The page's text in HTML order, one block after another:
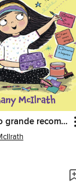
Abigail e o grande recomeço